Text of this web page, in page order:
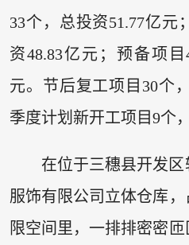
33个，总投资51.77亿元
资48.83亿元；预备项
元。节后复工项目30个
季度计划新开工项目9个
在位于三穗县开发
服饰有限公司立体仓库
限空间里，一排排密密